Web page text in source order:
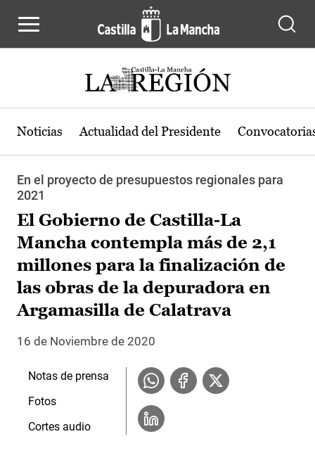
Noticias Actualidad del Presidente
En el proyecto de presupuestos regionales para
2021
El Gobierno de Castilla-La
Mancha contempla más de 2,1
millones para la finalización de
las obras de la depuradora en
Argamasilla de Calatrava
16 de Noviembre de 2020
Notas de prensa
Fotos
Cortes audio